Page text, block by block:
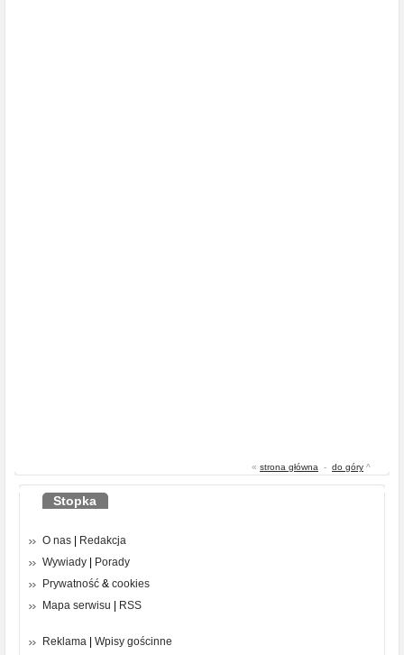
« strona główna - do góry ^
Stopka
O nas
Redakcja
Wywiady
Porady
Prywatność & cookies
Mapa serwisu
RSS
Reklama Wpisy gościnne